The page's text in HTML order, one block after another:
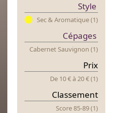
Style
Sec & Aromatique (1)
Cépages
Cabernet Sauvignon (1)
Prix
De 10 €à20 € (1)
Classement
Score 85-89 (1)